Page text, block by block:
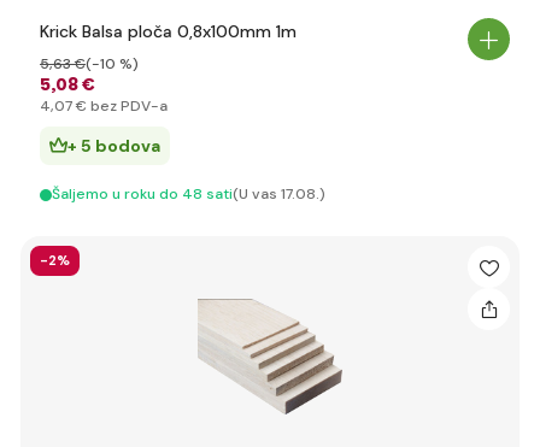
Krick Balsa ploča 0,8x100mm 1m
5,08 €
5,63 €(-10 %)
4,07 € bez PDV-a
+ 5 bodova
Šaljemo u roku do 48 sati(U vas 17.08.)
-2%